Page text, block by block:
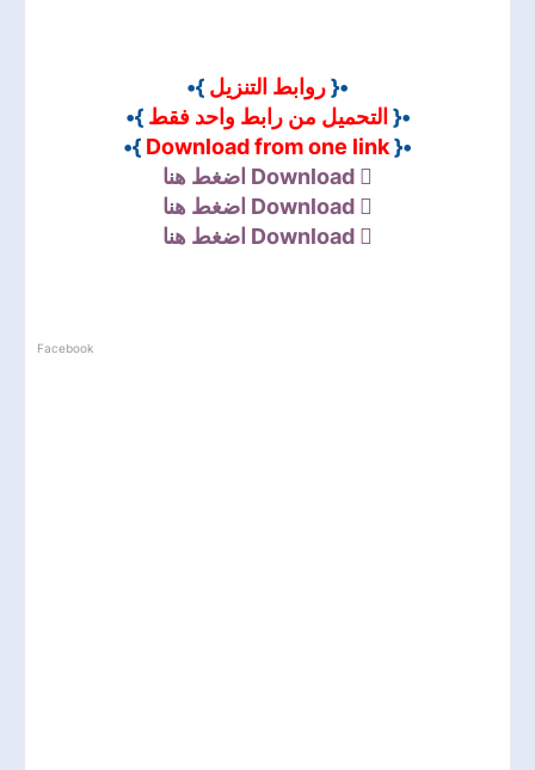
•{روابط التنزيل }•
•{ التحميل من رابط واحد فقط }•
•{
Download from one link
}•
Download اضغط هنا
Download اضغط هنا
Download اضغط هنا
Facebook